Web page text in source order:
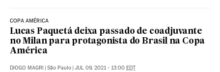
COPA AMÉRICA
Lucas Paquetá deixa passado de coadjuvante
no Milan para protagonista do Brasil na Copa
América
DIOGO MAGRI São Paulo JUL 09, 2021 - 13:00 EDT